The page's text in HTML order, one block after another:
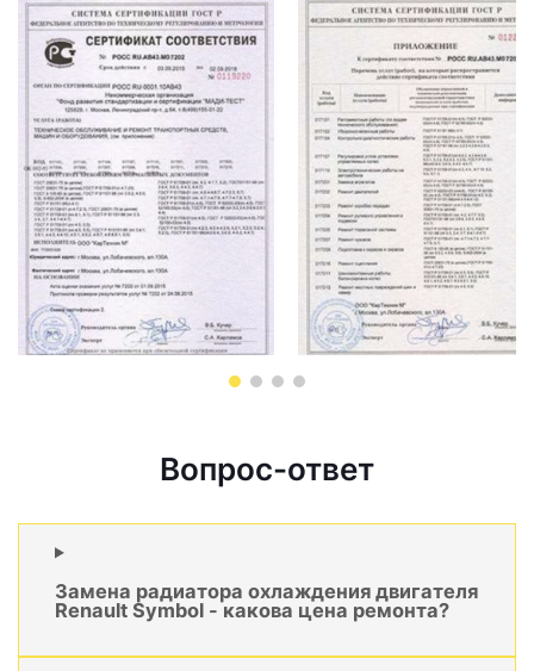
Вопрос-ответ
Замена радиатора охлаждения двигателя
Renault Symbol - какова цена ремонта?